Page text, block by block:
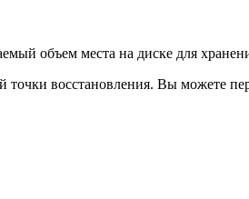
объем места на диске для
восстановления. Вы можете